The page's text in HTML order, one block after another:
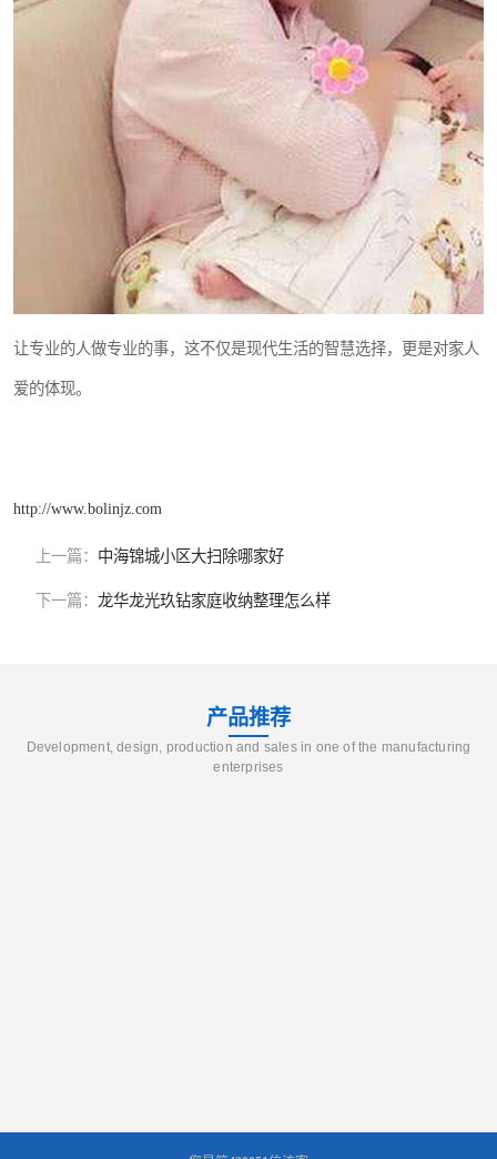
让专业的人做专业的事，这不仅是现代生活的智慧选择，更是对家人
爱的体现。
http://www.bolinjz.com
上一篇： 中海锦城小区大扫除哪家好
下一篇： 龙华龙光玖钻家庭收纳整理怎么样
产品推荐
Development, design, production and sales in one of the manufacturing
enterprises